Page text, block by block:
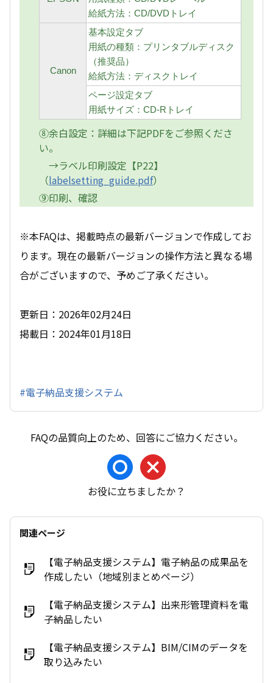
給紙方法：CD/DVDトレイ
Canon
基本設定タブ
用紙の種類：プリンタブルディスク
（推奨品）
給紙方法：ディスクトレイ
ページ設定タブ
用紙サイズ：CD-Rトレイ
⑧余白設定：詳細は下記PDFをご参照くださ
い。
→ラベル印刷設定【P22】
（labelsetting_guide.pdf）
⑨印刷、確認
※本FAQは、掲載時点の最新バージョンで作成してお
ります。現在の最新バージョンの操作方法と異なる場
合がございますので、予めご了承ください。
更新日：2026年02月24日
掲載日：2024年01月18日
#電子納品支援システム
お役に立ちましたか？
関連ページ
【電子納品支援システム】電子納品の成果品を
作成したい（地域別まとめページ）
【電子納品支援システム】出来形管理資料を電
子納品したい
【電子納品支援システム】BIM/CIMのデータを
取り込みたい